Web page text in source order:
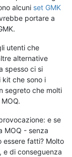
alcuni set GMK
portare a
utenti che
alternative
spesso ci si
che sono i
segreto che molti
e se
MOQ - senza
essere fatti? Molto
e di conseguenza